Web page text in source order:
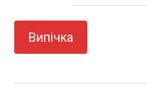
Випічка